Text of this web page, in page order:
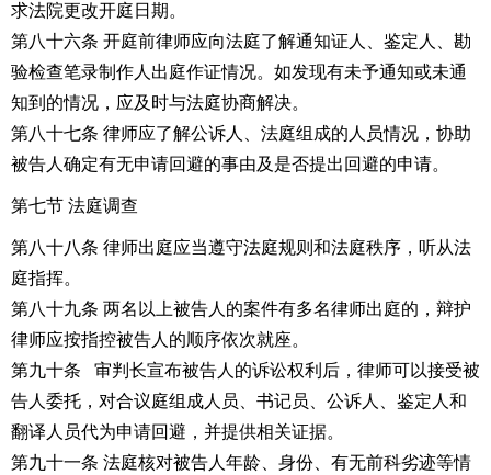
求法院更改开庭日期。
第八十六条 开庭前律师应向法庭了解通知证人、鉴定人、勘
验检查笔录制作人出庭作证情况。如发现有未予通知或未通
知到的情况，应及时与法庭协商解决。
第八十七条 律师应了解公诉人、法庭组成的人员情况，协助
被告人确定有无申请回避的事由及是否提出回避的申请。
第七节 法庭调查
第八十八条 律师出庭应当遵守法庭规则和法庭秩序，听从法
庭指挥。
第八十九条 两名以上被告人的案件有多名律师出庭的，辩护
律师应按指控被告人的顺序依次就座。
第九十条 审判长宣布被告人的诉讼权利后，律师可以接受被
告人委托，对合议庭组成人员、书记员、公诉人、鉴定人和
翻译人员代为申请回避，并提供相关证据。
第九十一条 法庭核对被告人年龄、身份、有无前科劣迹等情